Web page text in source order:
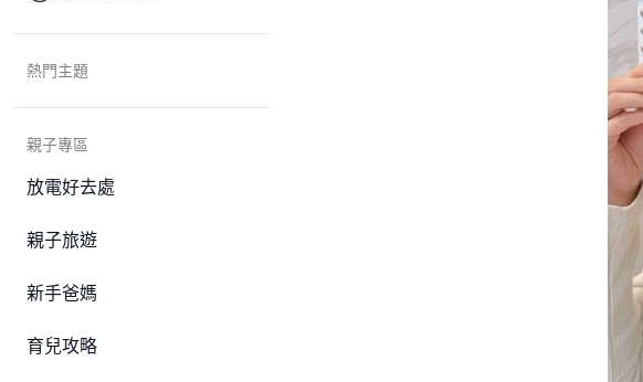
熱門主題
親子專區
放電好去處
親子旅遊
新手爸媽
育兒攻略